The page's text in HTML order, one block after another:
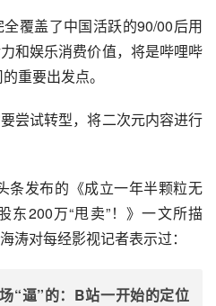
覆盖了中国活跃的90/00后用
和娱乐消费价值，将是哔哩哔
重要出发点。
尝试转型，将二次元内容进行
条发布的《成立一年半颗粒无
东200万“甩卖”！》一文所描
涛对每经影视记者表示过：
“逼”的：B站一开始的定位